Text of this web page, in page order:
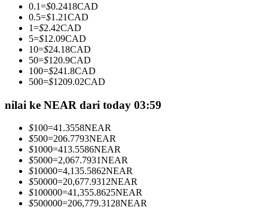
Menjadi Pedagang Salinan
Nikmati pembagian keuntungan dan komisi copy trading
Informasi
Analisis data besar termasuk info perdagangan, dll.
0.1=$0.2418CAD
0.5=$1.21CAD
1=$2.42CAD
5=$12.09CAD
10=$24.18CAD
50=$120.9CAD
100=$241.8CAD
500=$1209.02CAD
nilai ke NEAR dari today 03:59
$100=41.3558NEAR
$500=206.7793NEAR
$1000=413.5586NEAR
$5000=2,067.7931NEAR
$10000=4,135.5862NEAR
$50000=20,677.9312NEAR
$100000=41,355.8625NEAR
$500000=206,779.3128NEAR